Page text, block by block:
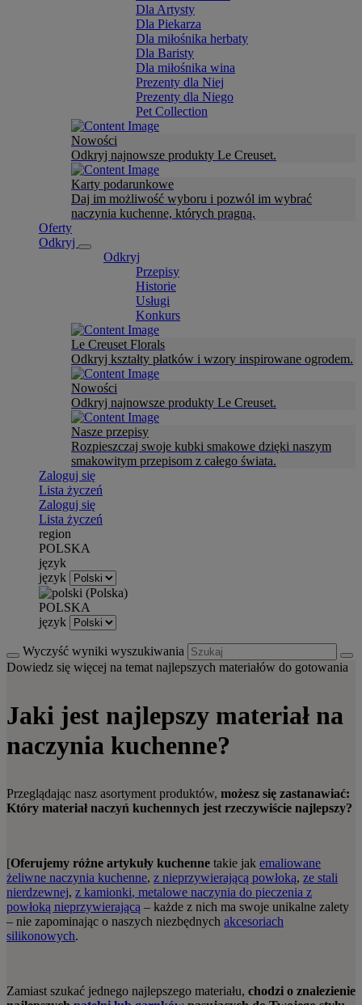
Dla Artysty
Dla Piekarza
Dla miłośnika herbaty
Dla Baristy
Dla miłośnika wina
Prezenty dla Niej
Prezenty dla Niego
Pet Collection
Nowości
Odkryj najnowsze produkty Le Creuset.
Karty podarunkowe
Daj im możliwość wyboru i pozwól im wybrać
naczynia kuchenne, których pragną.
Oferty
Odkryj
Odkryj
Przepisy
Historie
Usługi
Konkurs
Le Creuset Florals
Odkryj kształty płatków i wzory inspirowane ogrodem.
Nowości
Odkryj najnowsze produkty Le Creuset.
Nasze przepisy
Rozpieszczaj swoje kubki smakowe dzięki naszym
smakowitym przepisom z całego świata.
Zaloguj się
Lista życzeń
Zaloguj się
Lista życzeń
region
POLSKA
język
język
POLSKA
język
Wyczyść wyniki wyszukiwania
Dowiedz się więcej na temat najlepszych materiałów do gotowania
Jaki jest najlepszy materiał na
naczynia kuchenne?
Przeglądając nasz asortyment produktów, możesz się zastanawiać:
Który materiał naczyń kuchennych jest rzeczywiście najlepszy?
[Oferujemy różne artykuły kuchenne takie jak emaliowane
żeliwne naczynia kuchenne, z nieprzywierającą powłoką, ze stali
nierdzewnej, z kamionki, metalowe naczynia do pieczenia z
powłoką nieprzywierającą – każde z nich ma swoje unikalne zalety
– nie zapominając o naszych niezbędnych akcesoriach
silikonowych.
Zamiast szukać jednego najlepszego materiału, chodzi o znalezienie